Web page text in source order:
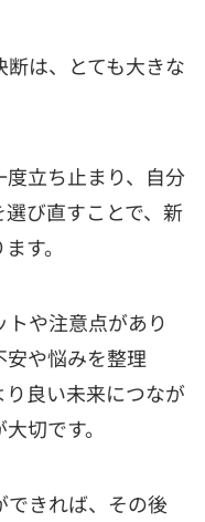
は、とても大きな
度立ち止まり、自分
び直すことで、新
す。
や注意点があり
安や悩みを整理
り良い未来につなが
切です。
できれば、その後